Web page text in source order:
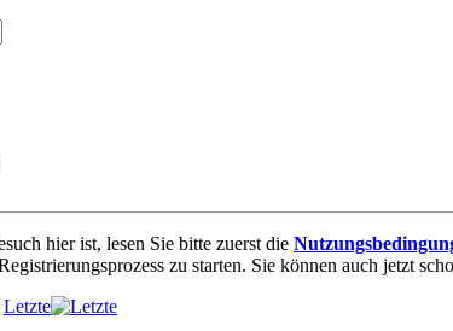
hier ist, lesen Sie bitte zuerst die
zu starten. Sie können auch jetzt
Letzte